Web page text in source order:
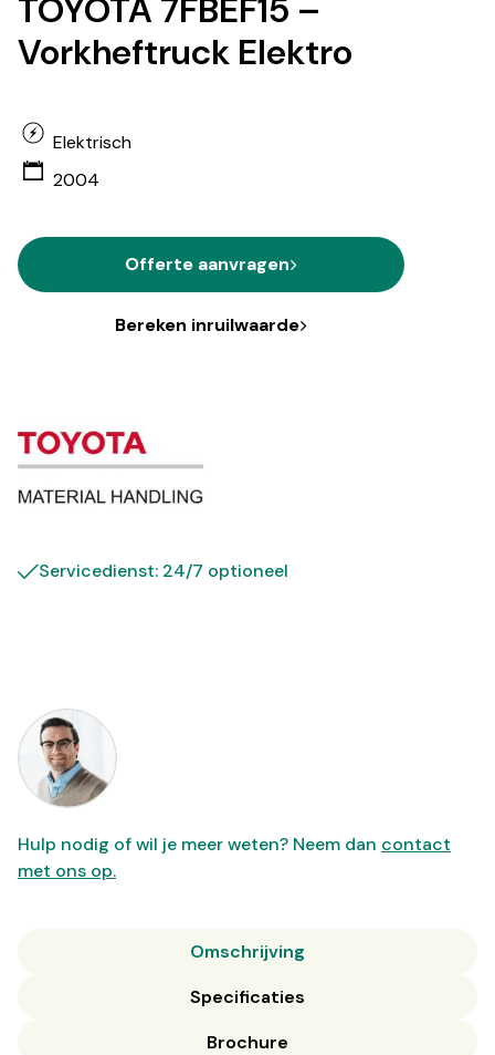
TOYOTA 7FBEF15 –
Vorkheftruck Elektro
Elektrisch
2004
Offerte aanvragen
Bereken inruilwaarde
Servicedienst: 24/7 optioneel
Hulp nodig of wil je meer weten? Neem dan contact
met ons op.
Omschrijving
Specificaties
Brochure